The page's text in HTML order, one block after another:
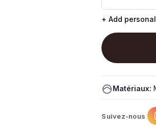
+ Add
Matériaux:
Suivez-nous